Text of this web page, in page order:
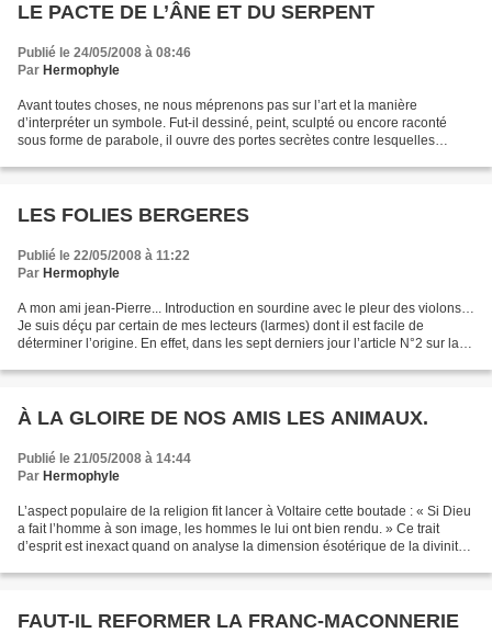
LE PACTE DE L’ÂNE ET DU SERPENT
Publié le 24/05/2008 à 08:46
Par Hermophyle
Avant toutes choses, ne nous méprenons pas sur l’art et la manière
d’interpréter un symbole. Fut-il dessiné, peint, sculpté ou encore raconté
sous forme de parabole, il ouvre des portes secrètes contre lesquelles
LES FOLIES BERGERES
Publié le 22/05/2008 à 11:22
Par Hermophyle
A mon ami jean-Pierre... Introduction en sourdine avec le pleur des violons…
Je suis déçu par certain de mes lecteurs (larmes) dont il est facile de
déterminer l’origine. En effet, dans les sept derniers jour l’article N°2 sur la
À LA GLOIRE DE NOS AMIS LES ANIMAUX.
Publié le 21/05/2008 à 14:44
Par Hermophyle
L’aspect populaire de la religion fit lancer à Voltaire cette boutade : « Si Dieu
a fait l’homme à son image, les hommes le lui ont bien rendu. » Ce trait
d’esprit est inexact quand on analyse la dimension ésotérique de la divinité
FAUT-IL REFORMER LA FRANC-MACONNERIE